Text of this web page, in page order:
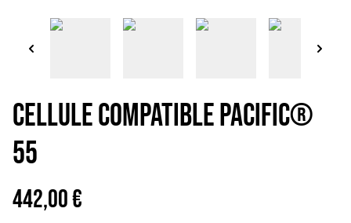
Cellule Compatible Pacific®
55
442,00 €